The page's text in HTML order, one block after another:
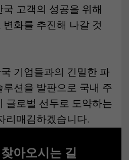
고객의 성공을 위해
화를 추진해 나갈 것
기업들과의 긴밀한 파
션을 발판으로 국내 주
글로벌 선두로 도약하는
리매김하겠습니다.
아오시는 길